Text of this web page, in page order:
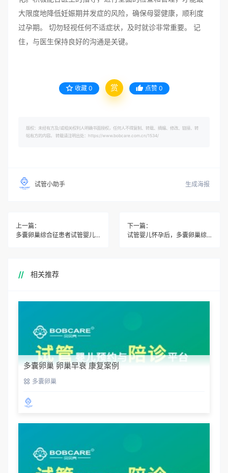
大限度地降低妊娠期并发症的风险，确保母婴健康，顺利度
过孕期。 切勿轻视任何不适症状，及时就诊非常重要。 记
住，与医生保持良好的沟通是关键。
收藏 0 赏 点赞 0
版权：未经有方及/或相关权利人明确书面授权，任何人不得复制、转载、摘编、修改、链接、转
帖有方的内容。 转载请注明出处：https://www.bobcare.com.cn/1534/
试管小助手 生成海报
上一篇：
多囊卵巢综合征患者试管婴儿怀孕后的心理调适方法有哪些？
下一篇：
试管婴儿怀孕后，多囊卵巢综合征患者是否需要特别关注血糖水平？
相关推荐
多囊卵巢 卵巢早衰 康复案例
多囊卵巢